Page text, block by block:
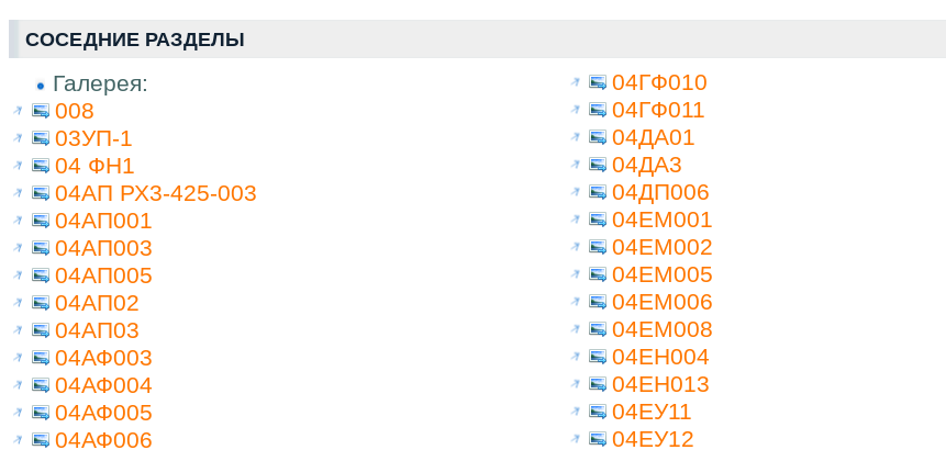
СОСЕДНИЕ РАЗДЕЛЫ
Галерея:
008
03УП-1
04 ФН1
04АП РХ3-425-003
04АП001
04АП003
04АП005
04АП02
04АП03
04АФ003
04АФ004
04АФ005
04АФ006
04ГФ010
04ГФ011
04ДА01
04ДА3
04ДП006
04ЕМ001
04ЕМ002
04ЕМ005
04ЕМ006
04ЕМ008
04ЕН004
04ЕН013
04ЕУ11
04ЕУ12